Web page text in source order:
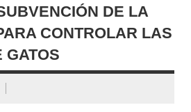
DE LA
CONTROLAR LAS
GATOS